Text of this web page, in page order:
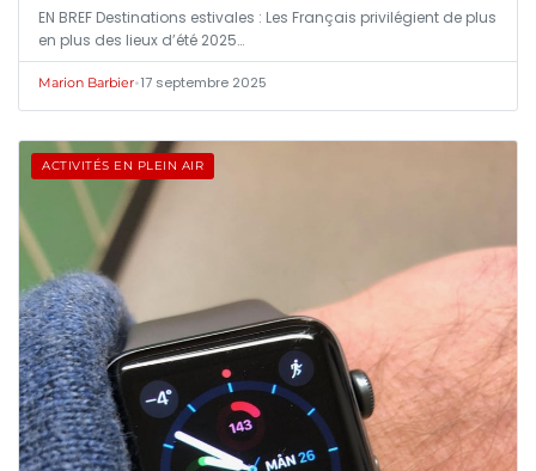
EN BREF Destinations estivales : Les Français privilégient de plus
en plus des lieux d’été 2025…
Marion Barbier•17 septembre 2025
ACTIVITÉS EN PLEIN AIR